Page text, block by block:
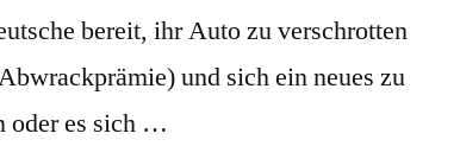
bereit, ihr Auto zu verschrotten
und sich ein neues zu
oder es sich …